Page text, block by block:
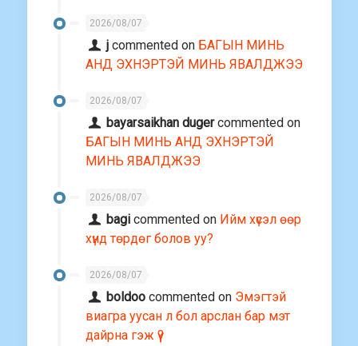
2026/08/07
j commented on БАГЫН МИНЬ
АНД ЭХНЭРТЭЙ МИНЬ ЯВАЛДЖЭЭ
2026/08/07
bayarsaikhan dugercommented on
БАГЫН МИНЬ АНД ЭХНЭРТЭЙ
МИНЬ ЯВАЛДЖЭЭ
2026/08/07
bagi commented on Ийм хүсэл өөр
хүнд төрдөг болов уу?
2026/08/07
boldoo commented on Эмэгтэй
виагра уусан л бол арслан бар мэт
дайрна гэж үү?